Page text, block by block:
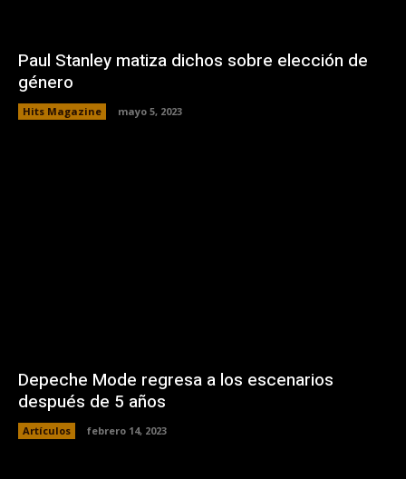
Paul Stanley matiza dichos sobre elección de
género
Hits Magazine mayo 5, 2023
Depeche Mode regresa a los escenarios
después de 5 años
Artículos febrero 14, 2023